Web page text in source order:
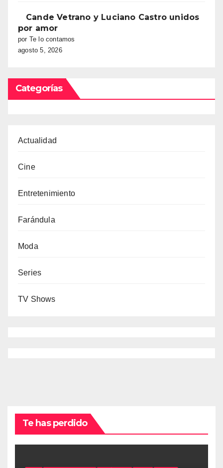
Cande Vetrano y Luciano Castro unidos
por amor
por Te lo contamos
agosto 5, 2026
Categorías
Actualidad
Cine
Entretenimiento
Farándula
Moda
Series
TV Shows
Te has perdido